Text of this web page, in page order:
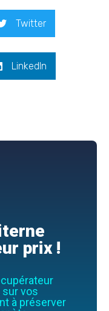
Twitter
LinkedIn
prix !
vos
à préserver